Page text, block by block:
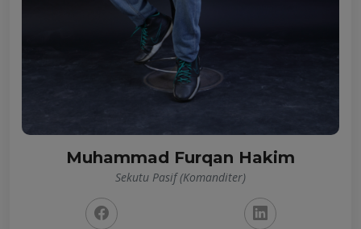
Muhammad Furqan Hakim
Sekutu Pasif (Komanditer)